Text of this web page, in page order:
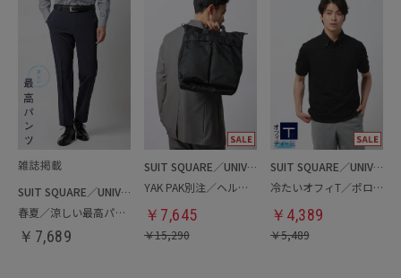
SUIT SQUARE／UNIVERSAL LANGUAGE
春夏／涼しい最高パンツ
￥ 7,689
SUIT SQUARE／UNIVERSAL LANGUAGE
YAK PAK別注／ヘルメットバッグ
￥ 7,645
￥15,290
SUIT SQUARE／UNIVERSAL LANGUAGE
冷たいオフィT／ポロシャツ
￥ 4,389
￥5,489